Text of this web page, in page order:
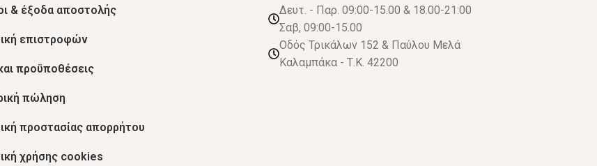
& έξοδα αποστολής
επιστροφών
προϋποθέσεις
πώληση
προστασίας απορρήτου
χρήσης cookies
Δευτ. - Παρ. 09:00-15.00 & 18.00-21:00
Σαβ, 09:00-15.00
Οδός Τρικάλων 152 & Παύλου Μελά
Καλαμπάκα - Τ.Κ. 42200